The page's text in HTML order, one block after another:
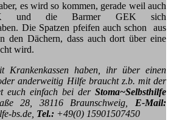
es wird so kommen, gerade weil auch
und die Barmer GEK sich
Die Spatzen pfeifen auch schon aus
den Dächern, dass auch dort über eine
wird.
Krankenkassen haben, ihr über einen
anderweitig Hilfe braucht z.b. mit der
euch einfach bei der Stoma~Selbsthilfe
28, 38116 Braunschweig, E-Mail:
bs.de, Tel.: +49(0) 15901507450